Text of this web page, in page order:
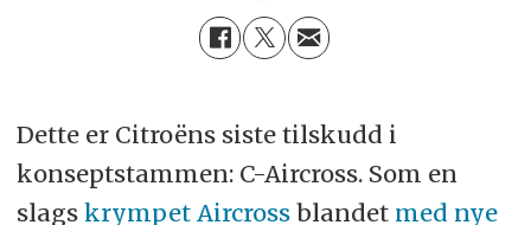
Dette er Citroëns siste tilskudd i
konseptstammen: C-Aircross. Som en
slags krympet Aircrossblandet med nye